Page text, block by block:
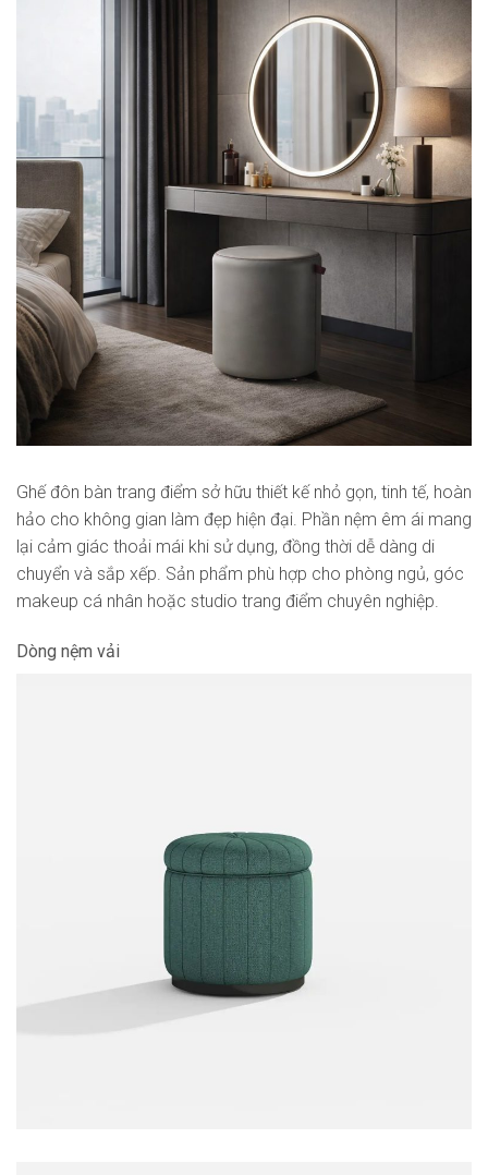
Ghế đôn bàn trang điểm sở hữu thiết kế nhỏ gọn, tinh tế, hoàn
hảo cho không gian làm đẹp hiện đại. Phần nệm êm ái mang
lại cảm giác thoải mái khi sử dụng, đồng thời dễ dàng di
chuyển và sắp xếp. Sản phẩm phù hợp cho phòng ngủ, góc
makeup cá nhân hoặc studio trang điểm chuyên nghiệp.
Dòng nệm vải